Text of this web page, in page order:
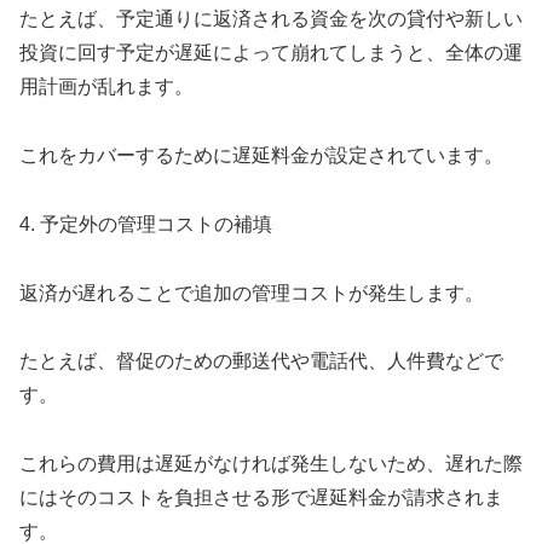
たとえば、予定通りに返済される資金を次の貸付や新しい
投資に回す予定が遅延によって崩れてしまうと、全体の運
用計画が乱れます。
これをカバーするために遅延料金が設定されています。
4. 予定外の管理コストの補填
返済が遅れることで追加の管理コストが発生します。
たとえば、督促のための郵送代や電話代、人件費などで
す。
これらの費用は遅延がなければ発生しないため、遅れた際
にはそのコストを負担させる形で遅延料金が請求されま
す。